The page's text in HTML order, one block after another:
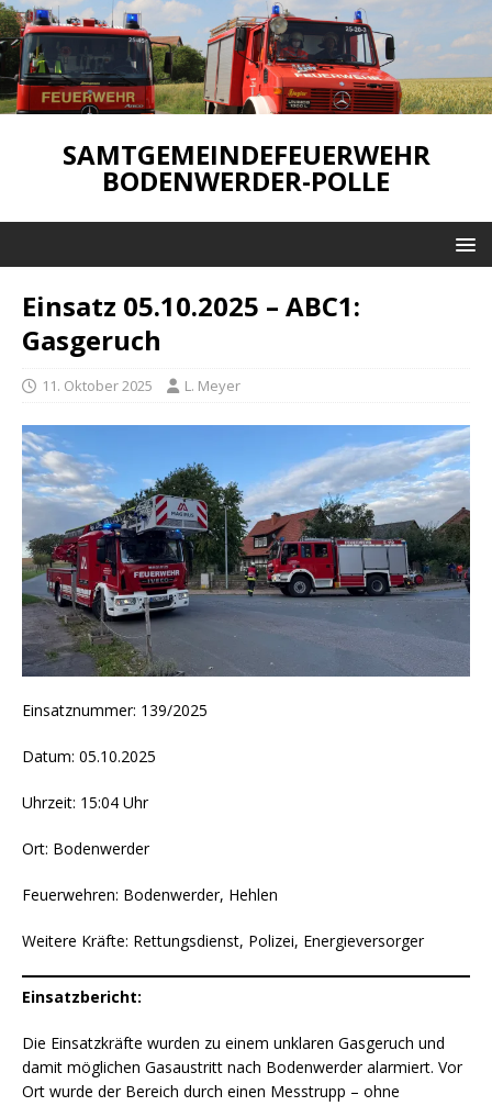
SAMTGEMEINDEFEUERWEHR
BODENWERDER-POLLE
Einsatz 05.10.2025 – ABC1:
Gasgeruch
11. Oktober 2025 L. Meyer
Einsatznummer: 139/2025
Datum: 05.10.2025
Uhrzeit: 15:04 Uhr
Ort: Bodenwerder
Feuerwehren: Bodenwerder, Hehlen
Weitere Kräfte: Rettungsdienst, Polizei, Energieversorger
Einsatzbericht:
Die Einsatzkräfte wurden zu einem unklaren Gasgeruch und
damit möglichen Gasaustritt nach Bodenwerder alarmiert. Vor
Ort wurde der Bereich durch einen Messtrupp – ohne